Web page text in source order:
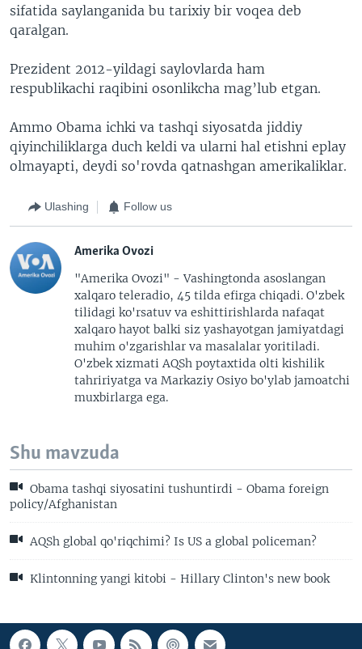
sifatida saylanganida bu tarixiy bir voqea deb
qaralgan.
Prezident 2012-yildagi saylovlarda ham
respublikachi raqibini osonlikcha mag’lub etgan.
Ammo Obama ichki va tashqi siyosatda jiddiy
qiyinchiliklarga duch keldi va ularni hal etishni eplay
olmayapti, deydi so'rovda qatnashgan amerikaliklar.
Ulashing Follow us
Amerika Ovozi
"Amerika Ovozi" - Vashingtonda asoslangan
xalqaro teleradio, 45 tilda efirga chiqadi. O'zbek
tilidagi ko'rsatuv va eshittirishlarda nafaqat
xalqaro hayot balki siz yashayotgan jamiyatdagi
muhim o'zgarishlar va masalalar yoritiladi.
O'zbek xizmati AQSh poytaxtida olti kishilik
tahririyatga va Markaziy Osiyo bo'ylab jamoatchi
muxbirlarga ega.
Shu mavzuda
Obama tashqi siyosatini tushuntirdi - Obama foreign
policy/Afghanistan
AQSh global qo'riqchimi? Is US a global policeman?
Klintonning yangi kitobi - Hillary Clinton's new book